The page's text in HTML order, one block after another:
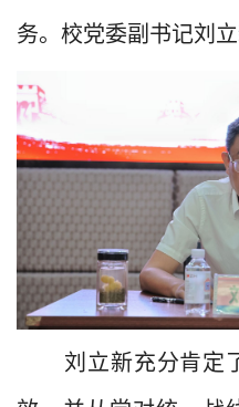
务。校党委副书记刘
刘立新充分肯定